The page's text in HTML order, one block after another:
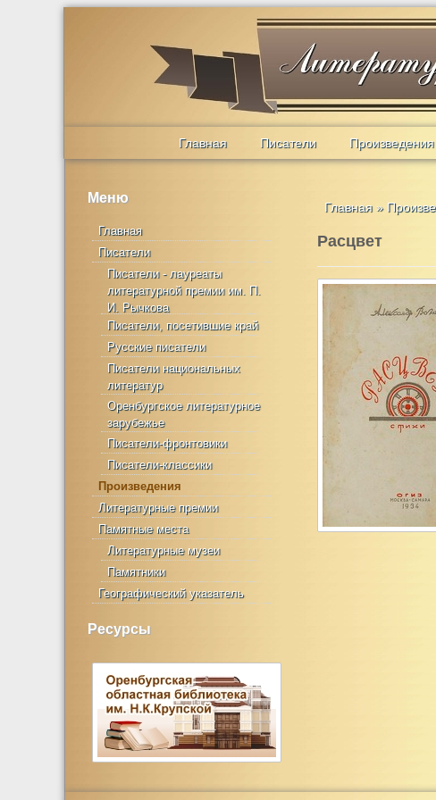
Главная Писатели Произведения
Меню
Главная
Писатели
Писатели - лауреаты
литературной премии им. П.
И. Рычкова
Писатели, посетившие край
Русские писатели
Писатели национальных
литератур
Оренбургское литературное
зарубежье
Писатели-фронтовики
Писатели-классики
Произведения
Литературные премии
Памятные места
Литературные музеи
Памятники
Географический указатель
Ресурсы
Главная »
Расцвет